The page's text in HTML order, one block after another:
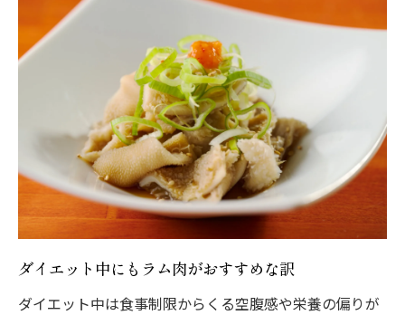
ダイエット中にもラム肉がおすすめな訳
ダイエット中は食事制限からくる空腹感や栄養の偏りが